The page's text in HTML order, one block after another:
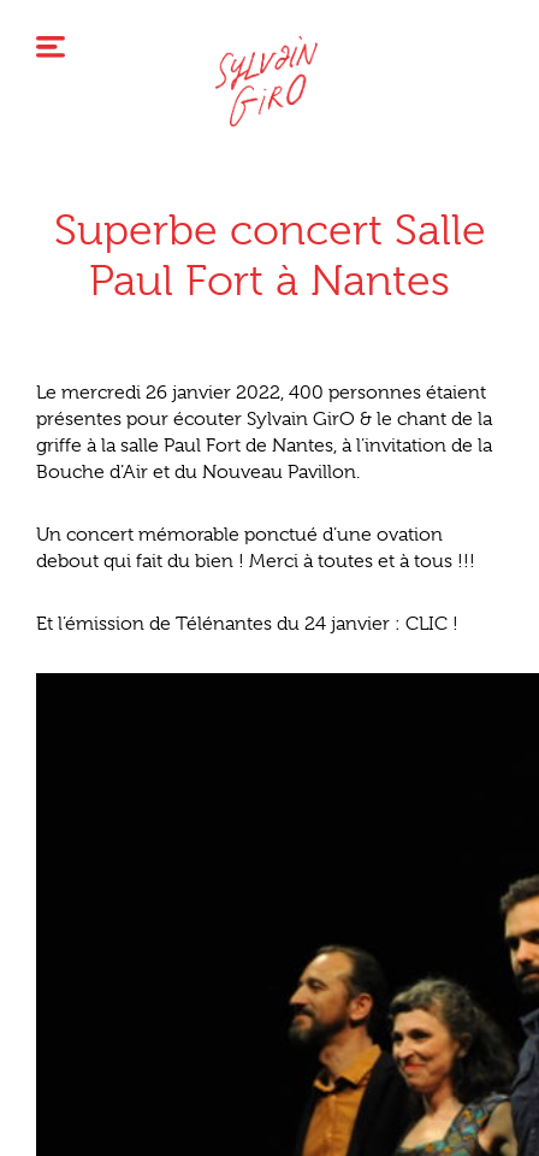
Superbe concert Salle
Paul Fort à Nantes
Le mercredi 26 janvier 2022, 400 personnes étaient
présentes pour écouter Sylvain GirO & le chant de la
griffe à la salle Paul Fort de Nantes, à l’invitation de la
Bouche d’Air et du Nouveau Pavillon.
Un concert mémorable ponctué d’une ovation
debout qui fait du bien ! Merci à toutes et à tous !!!
Et l’émission de Télénantes du 24 janvier : CLIC !